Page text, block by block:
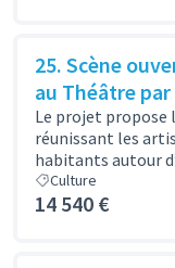
25. Scène
au Théâtre par
Le projet propose
réunissant les
habitants autour
Culture
14 540 €